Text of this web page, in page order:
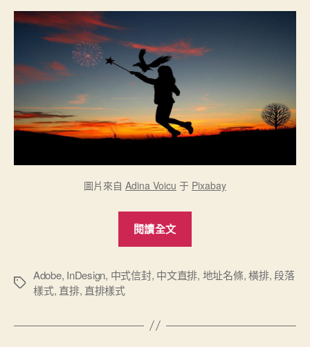
圖片來自 Adina Voicu 于 Pixabay
閱讀全文
排
文
標
Adobe, InDesign, 中式信封, 中文直排, 地址名條,橫排,段落
樣式, 直排, 直排樣式